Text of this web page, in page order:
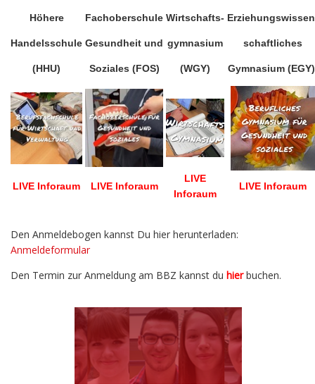
Höhere
Handelsschule
(HHU)
Fachoberschule
Gesundheit und
Soziales (FOS)
Wirtschafts-
gymnasium
(WGY)
schaftliches
Gymnasium (EGY)
LIVE Inforaum LIVE Inforaum
LIVE
Inforaum
LIVE Inforaum
Den Anmeldebogen kannst Du hier herunterladen:
Anmeldeformular
Den Termin zur Anmeldung am BBZ kannst du hier buchen.